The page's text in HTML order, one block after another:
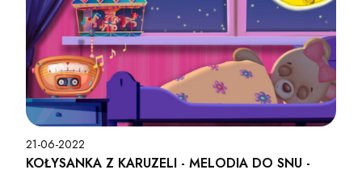
21-06-2022
KOŁYSANKA Z KARUZELI - MELODIA DO SNU -